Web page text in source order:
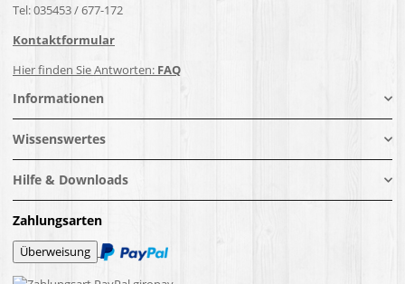
Tel: 035453 / 677-172
Kontaktformular
Hier finden Sie Antworten: FAQ
Informationen
Wissenswertes
Hilfe & Downloads
Zahlungsarten